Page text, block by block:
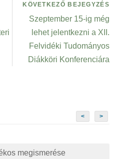
KÖVETKEZŐ BEJEGYZÉS
Szeptember 15-ig még
lehet jelentkezni a XII.
Felvidéki Tudományos
Diákköri Konferenciára
< >
megismerése